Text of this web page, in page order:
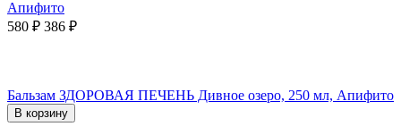
580 ₽ 386 ₽
Бальзам ЗДОРОВАЯ ПЕЧЕНЬ Дивное озеро, 250 мл, Апифито
В корзину